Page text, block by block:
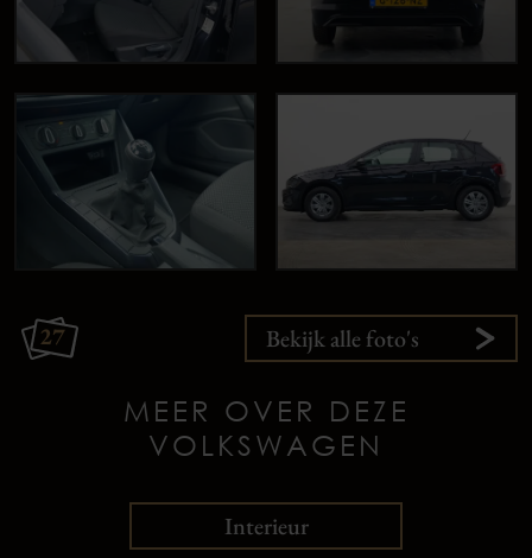
27 Bekijk alle foto's
MEER OVER DEZE
VOLKSWAGEN
Interieur